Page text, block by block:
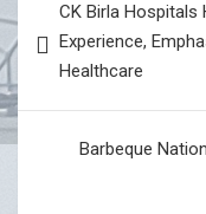
navigation
CK Birla
Experience,
Healthcare
Barbeque